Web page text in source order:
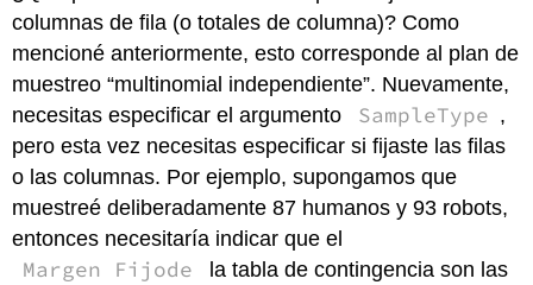
columnas de fila (o totales de columna)? Como
mencioné anteriormente, esto corresponde al plan de
muestreo “multinomial independiente”. Nuevamente,
necesitas especificar el argumento
SampleType ,
pero esta vez necesitas especificar si fijaste las filas
o las columnas. Por ejemplo, supongamos que
muestreé deliberadamente 87 humanos y 93 robots,
entonces necesitaría indicar que el
Margen Fijode la tabla de contingencia son las